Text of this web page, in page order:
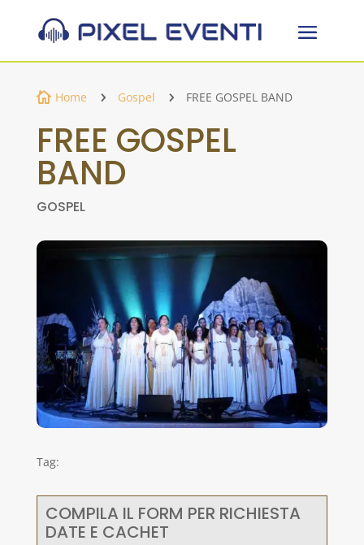
 Home 5 Gospel 5 FREE GOSPEL BAND
FREE GOSPEL
BAND
GOSPEL
Tag:
COMPILA IL FORM PER RICHIESTA
DATE E CACHET